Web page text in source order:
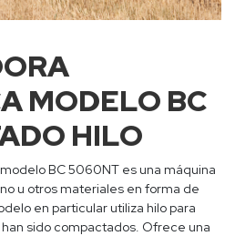
MODELO BC
HILO
BC 5060NT es una máquina
u otros materiales en forma de
en particular utiliza hilo para
sido compactados. Ofrece una